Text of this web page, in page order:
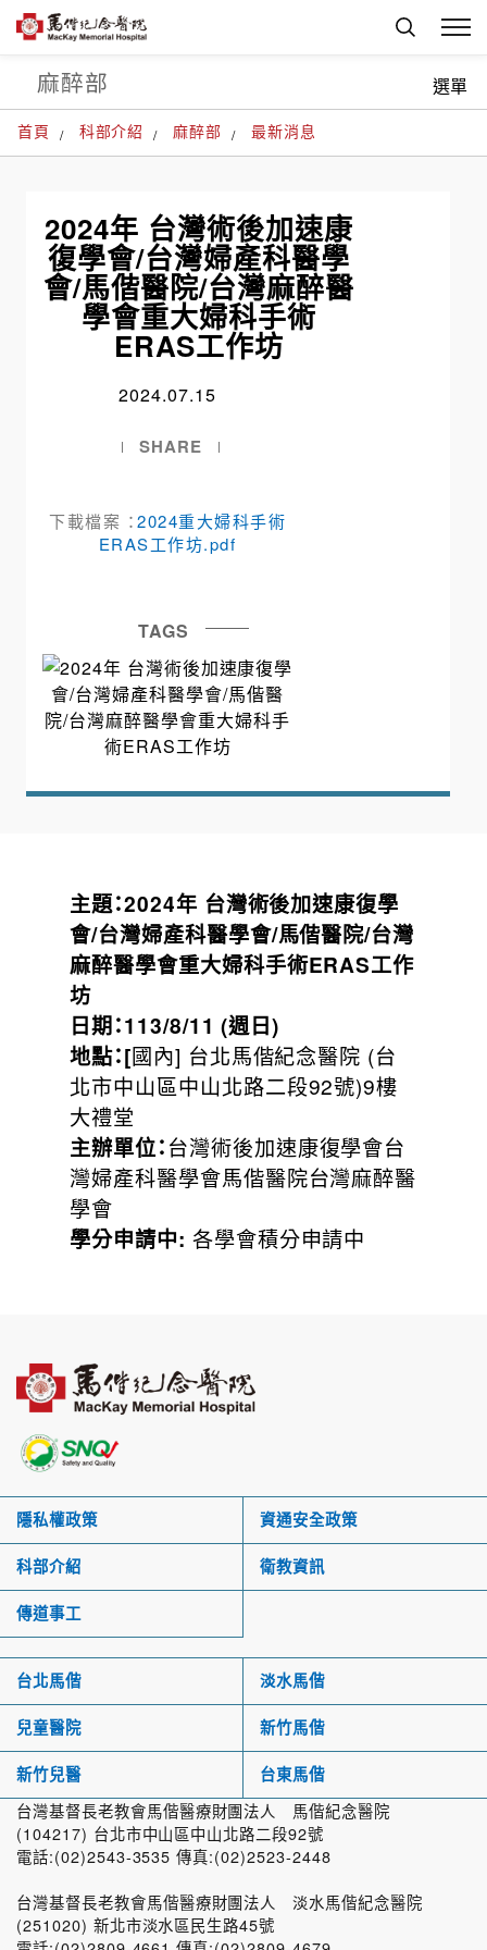
首頁 科部介紹 麻醉部 最新消息
麻醉部 選單
2024年 台灣術後加速康
復學會/台灣婦產科醫學
會/馬偕醫院/台灣麻醉醫
學會重大婦科手術
ERAS工作坊
2024.07.15
SHARE
下載檔案 ：2024重大婦科手術
ERAS工作坊.pdf
TAGS
主題：2024年 台灣術後加速康復學
會/台灣婦產科醫學會/馬偕醫院/台灣
麻醉醫學會重大婦科手術ERAS工作
坊
日期：113/8/11 (週日)
地點：[國內] 台北馬偕紀念醫院 (台
北市中山區中山北路二段92號)9樓
大禮堂
主辦單位：台灣術後加速康復學會台
灣婦產科醫學會馬偕醫院台灣麻醉醫
學會
學分申請中: 各學會積分申請中
隱私權政策 資通安全政策
科部介紹 衛教資訊
傳道事工
台北馬偕 淡水馬偕
兒童醫院 新竹馬偕
新竹兒醫 台東馬偕
台灣基督長老教會馬偕醫療財團法人 馬偕紀念醫院
(104217) 台北市中山區中山北路二段92號
電話:(02)2543-3535 傳真:(02)2523-2448
台灣基督長老教會馬偕醫療財團法人 淡水馬偕紀念醫院
(251020) 新北市淡水區民生路45號